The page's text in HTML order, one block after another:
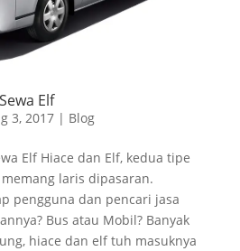
Elf
3, 2017| Blog
Elf Hiace dan Elf, kedua tipe
laris dipasaran.
pengguna dan pencari jasa
Bus atau Mobil? Banyak
hiace dan elf tuh masuknya